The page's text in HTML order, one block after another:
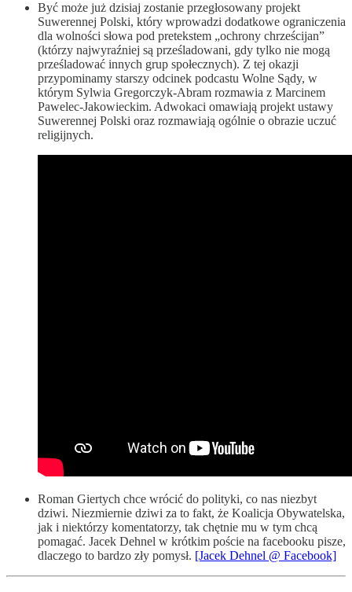
Być może już dzisiaj zostanie przegłosowany projekt
Suwerennej Polski, który wprowadzi dodatkowe ograniczenia
dla wolności słowa pod pretekstem „ochrony chrześcijan”
(którzy najwyraźniej są prześladowani, gdy tylko nie mogą
prześladować innych grup społecznych). Z tej okazji
przypominamy starszy odcinek podcastu Wolne Sądy, w
którym Sylwia Gregorczyk-Abram rozmawia z Marcinem
Pawelec-Jakowieckim. Adwokaci omawiają projekt ustawy
Suwerennej Polski oraz rozmawiają ogólnie o obrazie uczuć
religijnych.
Roman Giertych chce wrócić do polityki, co nas niezbyt
dziwi. Niezmiernie dziwi za to fakt, że Koalicja Obywatelska,
jak i niektórzy komentatorzy, tak chętnie mu w tym chcą
pomagać. Jacek Dehnel w krótkim poście na facebooku pisze,
dlaczego to bardzo zły pomysł. [Jacek Dehnel @ Facebook]